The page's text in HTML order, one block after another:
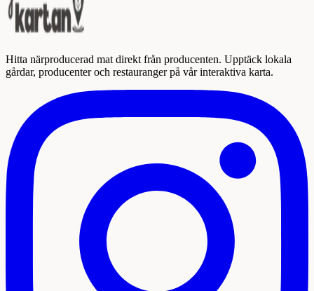
Hitta närproducerad mat direkt från producenten. Upptäck lokala
gårdar, producenter och restauranger på vår interaktiva karta.